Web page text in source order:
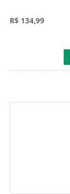
R$ 134,99